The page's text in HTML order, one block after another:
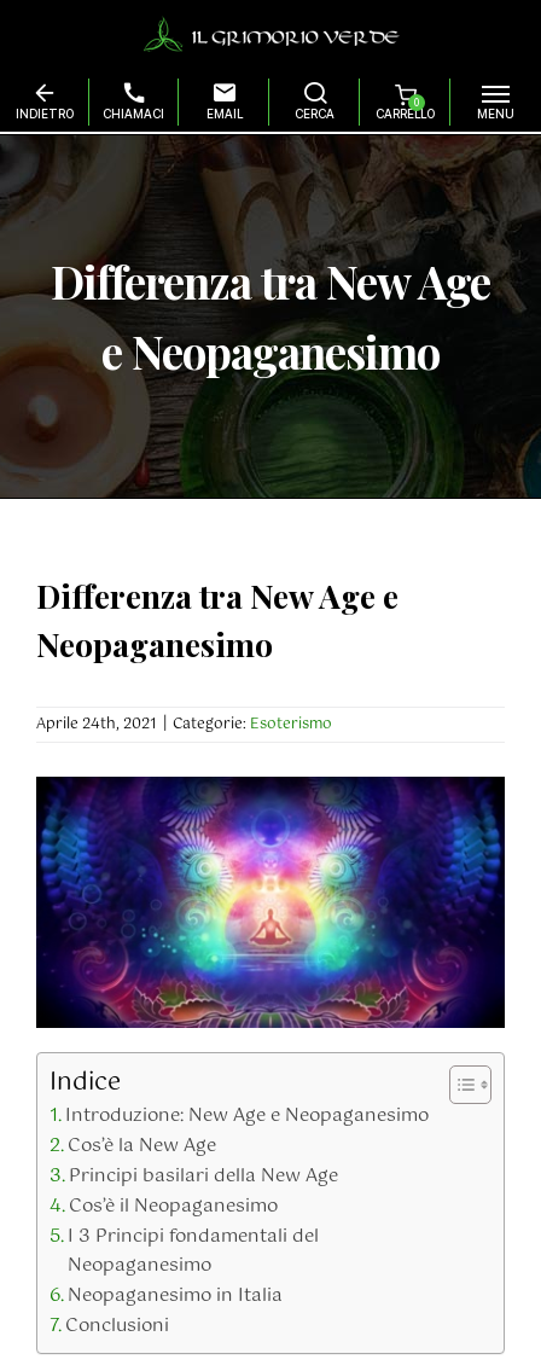
Salta
al
contenuto
Differenza tra New Age
e Neopaganesimo
Differenza tra New Age e
Neopaganesimo
Aprile 24th, 2021 | Categorie: Esoterismo
Indice
Introduzione: New Age e Neopaganesimo
Cos’è la New Age
Principi basilari della New Age
Cos’è il Neopaganesimo
I 3 Principi fondamentali del
Neopaganesimo
Neopaganesimo in Italia
Conclusioni
0